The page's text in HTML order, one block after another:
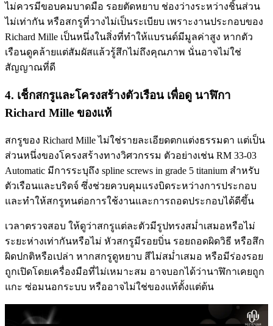
ไม่ควรมีขอบคมบาดมือ รอยตัดหยาบ ช่องว่างระหว่างชิ้นส่วน
ไม่เท่ากัน หรือสกรูที่วางไม่เป็นระเบียบ เพราะงานประกอบของ
Richard Mille เป็นหนึ่งในสิ่งที่ทำให้แบรนด์มีมูลค่าสูง หากตัว
เรือนดูคล้ายแต่สัมผัสแล้วรู้สึกไม่ถึงคุณภาพ นั่นอาจไม่ใช่
สัญญาณที่ดี
4. เช็กสกรูและโครงสร้างตัวเรือน เพื่อดู นาฬิกา
Richard Mille ของแท้
สกรูของ Richard Mille ไม่ใช่รายละเอียดตกแต่งธรรมดา แต่เป็น
ส่วนหนึ่งของโครงสร้างทางวิศวกรรม ตัวอย่างเช่น RM 33-03
Automatic มีการระบุถึง spline screws in grade 5 titanium สำหรับ
ตัวเรือนและบริดจ์ ซึ่งช่วยควบคุมแรงบิดระหว่างการประกอบ
และทำให้สกรูทนต่อการใช้งานและการถอดประกอบได้ดีขึ้น
เวลาตรวจสอบ ให้ดูว่าสกรูแต่ละตัวมีรูปทรงสม่ำเสมอหรือไม่
ระยะห่างเท่ากันหรือไม่ หัวสกรูมีรอยบิ่น รอยถอดผิดวิธี หรือสึก
ผิดปกติหรือเปล่า หากสกรูดูหยาบ สีไม่สม่ำเสมอ หรือมีร่องรอย
ถูกเปิดโดยเครื่องมือที่ไม่เหมาะสม อาจบอกได้ว่านาฬิกาเคยถูก
แกะ ซ่อมนอกระบบ หรืออาจไม่ใช่ของแท้ตั้งแต่ต้น